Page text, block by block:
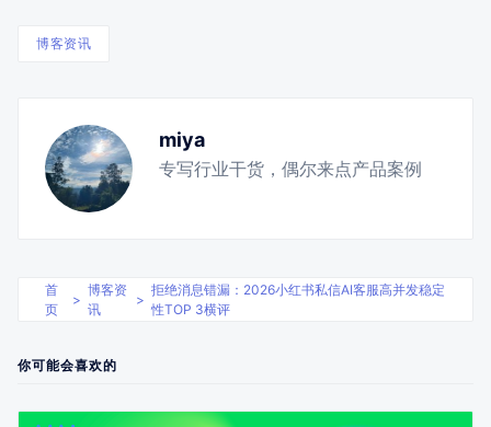
博客资讯
miya
专写行业干货，偶尔来点产品案例
首
页
>
博客资
讯
>
拒绝消息错漏：2026小红书私信AI客服高并发稳定
性TOP 3横评
你可能会喜欢的